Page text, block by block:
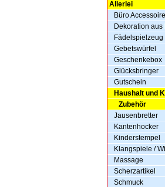
Allerlei
Büro
Dekoration aus
Fädelspielzeug
Gebetswürfel
Geschenkebox
Glücksbringer
Gutschein
Haushalt und
Zubehör
Jausenbretter
Kantenhocker
Kinderstempel
Klangspiele /
Massage
Scherzartikel
Schmuck